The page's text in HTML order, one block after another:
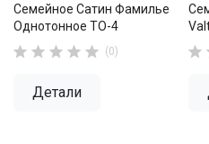
Семейное Сатин Фамилье
Однотонное TO-4
     (0)
Детали
